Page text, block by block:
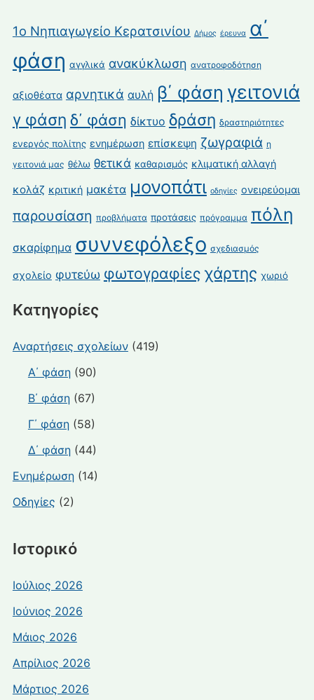
1ο Νηπιαγωγείο Κερατσινίου Δήμος έρευνα α΄
φάση αγγλικά ανακύκλωση ανατροφοδότηση
αξιοθέατα αρνητικά αυλή β΄ φάση γειτονιά
γ φάση δ΄ φάση δίκτυο δράση δραστηριότητες
ενεργός πολίτης ενημέρωση επίσκεψη ζωγραφιά η
γειτονιά μας θέλω θετικά καθαρισμός κλιματική αλλαγή
κολάζ κριτική μακέτα μονοπάτι οδηγίες ονειρεύομαι
παρουσίαση προβλήματα προτάσεις πρόγραμμα πόλη
σκαρίφημα συννεφόλεξο σχεδιασμός
σχολείο φυτεύω φωτογραφίες χάρτης χωριό
Kατηγορίες
Αναρτήσεις σχολείων(419)
Α΄ φάση(90)
Β΄ φάση(67)
Γ΄ φάση(58)
Δ΄ φάση(44)
Ενημέρωση(14)
Οδηγίες (2)
Ιστορικό
Ιούλιος 2026
Ιούνιος 2026
Μάιος 2026
Απρίλιος 2026
Μάρτιος 2026